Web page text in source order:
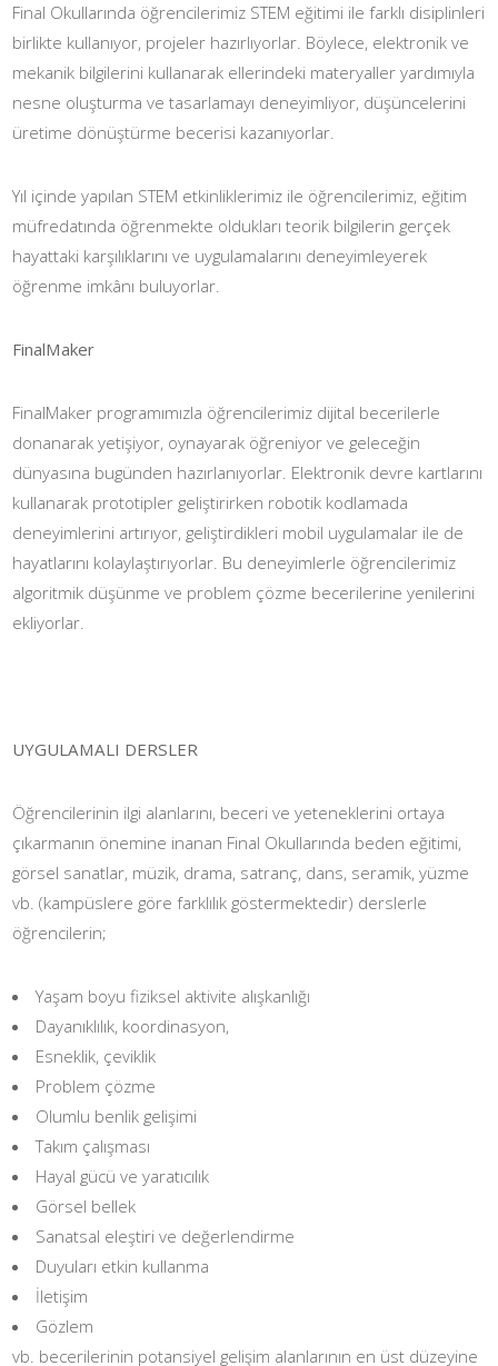
Final Okullarında öğrencilerimiz STEM eğitimi ile farklı disiplinleri
birlikte kullanıyor, projeler hazırlıyorlar. Böylece, elektronik ve
mekanik bilgilerini kullanarak ellerindeki materyaller yardımıyla
nesne oluşturma ve tasarlamayı deneyimliyor, düşüncelerini
üretime dönüştürme becerisi kazanıyorlar.
Yıl içinde yapılan STEM etkinliklerimiz ile öğrencilerimiz, eğitim
müfredatında öğrenmekte oldukları teorik bilgilerin gerçek
hayattaki karşılıklarını ve uygulamalarını deneyimleyerek
öğrenme imkânı buluyorlar.
FinalMaker
FinalMaker programımızla öğrencilerimiz dijital becerilerle
donanarak yetişiyor, oynayarak öğreniyor ve geleceğin
dünyasına bugünden hazırlanıyorlar. Elektronik devre kartlarını
kullanarak prototipler geliştirirken robotik kodlamada
deneyimlerini artırıyor, geliştirdikleri mobil uygulamalar ile de
hayatlarını kolaylaştırıyorlar. Bu deneyimlerle öğrencilerimiz
algoritmik düşünme ve problem çözme becerilerine yenilerini
ekliyorlar.
UYGULAMALI DERSLER
Öğrencilerinin ilgi alanlarını, beceri ve yeteneklerini ortaya
çıkarmanın önemine inanan Final Okullarında beden eğitimi,
görsel sanatlar, müzik, drama, satranç, dans, seramik, yüzme
vb. (kampüslere göre farklılık göstermektedir) derslerle
öğrencilerin;
Yaşam boyu fiziksel aktivite alışkanlığı
Dayanıklılık, koordinasyon,
Esneklik, çeviklik
Problem çözme
Olumlu benlik gelişimi
Takım çalışması
Hayal gücü ve yaratıcılık
Görsel bellek
Sanatsal eleştiri ve değerlendirme
Duyuları etkin kullanma
İletişim
Gözlem
vb. becerilerinin potansiyel gelişim alanlarının en üst düzeyine